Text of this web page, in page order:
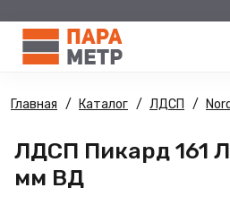
Главная Каталог ЛДСП
ЛДСП Пикард 161
мм ВД